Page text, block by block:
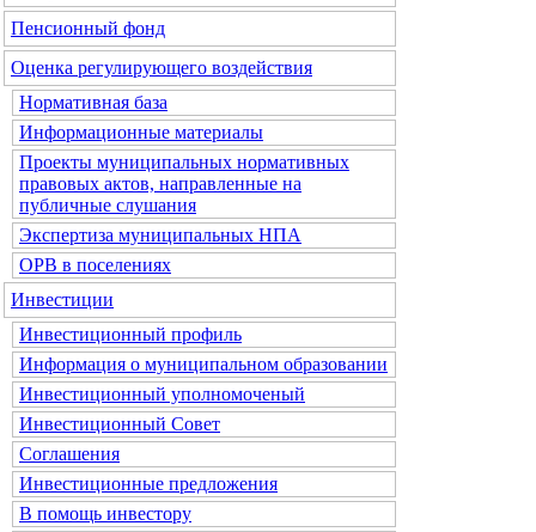
Пенсионный фонд
Оценка регулирующего воздействия
Нормативная база
Информационные материалы
Проекты муниципальных нормативных
правовых актов, направленные на
публичные слушания
Экспертиза муниципальных НПА
ОРВ в поселениях
Инвестиции
Инвестиционный профиль
Информация о муниципальном образовании
Инвестиционный уполномоченый
Инвестиционный Совет
Соглашения
Инвестиционные предложения
В помощь инвестору